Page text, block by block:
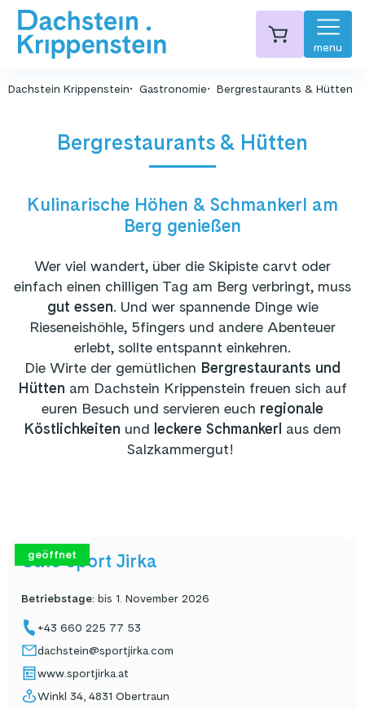
menu
Dachstein Krippenstein Gastronomie Bergrestaurants & Hütten
Bergrestaurants & Hütten
Kulinarische Höhen & Schmankerl am
Berg genießen
Wer viel wandert, über die Skipiste carvt oder
einfach einen chilligen Tag am Berg verbringt, muss
gut essen. Und wer spannende Dinge wie
Rieseneishöhle, 5fingers und andere Abenteuer
erlebt, sollte entspannt einkehren.
Die Wirte der gemütlichen Bergrestaurants und
Hütten am Dachstein Krippenstein freuen sich auf
euren Besuch und servieren euch regionale
Köstlichkeiten und leckere Schmankerl aus dem
Salzkammergut!
geöffnet
Cafe Sport Jirka
Betriebstage: bis 1. November 2026
+43 660 225 77 53
dachstein@sportjirka.com
www.sportjirka.at
Winkl 34, 4831 Obertraun